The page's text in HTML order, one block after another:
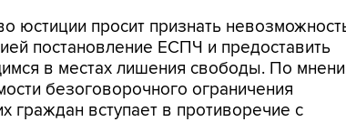
юстиции просит признать
постановление ЕСПЧ и предоставить
в местах лишения свободы. По
безоговорочного ограничения
граждан вступает в противоречие с